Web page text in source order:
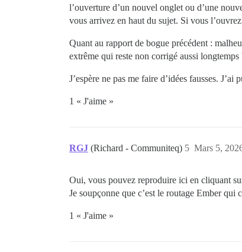
l’ouverture d’un nouvel onglet ou d’une
vous arrivez en haut du sujet. Si vous
Quant au rapport de bogue précédent :
extrême qui reste non corrigé aussi longtemps
J’espère ne pas me faire d’idées fausses.
1 « J'aime »
RGJ (Richard - Communiteq) Mars 5,
5
Oui, vous pouvez reproduire ici en cliquant
Je soupçonne que c’est le routage Ember qui
1 « J'aime »